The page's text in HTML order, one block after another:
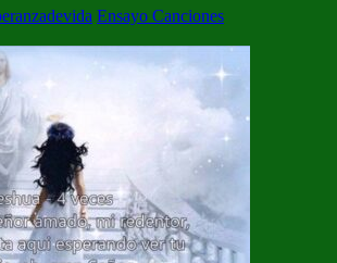
Ensayo Canciones